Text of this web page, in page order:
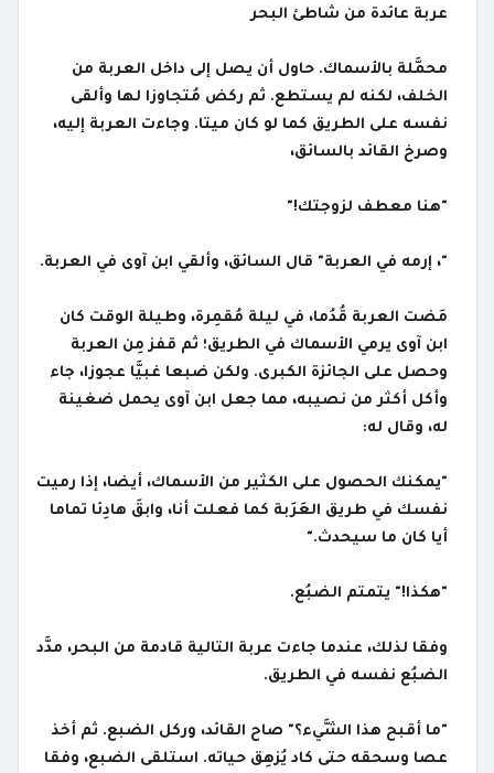
عربة عائدة من شاطئ البحر
محمَّلة بالأسماك. حاول أن يصل إلى داخل العربة من
الخلف، لكنه لم يستطع. ثم ركض مُتجاوزا لها وألقى
نفسه على الطريق كما لو كان ميتا. وجاءت العربة إليه،
وصرخ القائد بالسائق،
"هنا معطف لزوجتك!"
"، إرمه في العربة" قال السائق، وألقي ابن آوى في العربة.
مَضت العربة قُدُما، في ليلة مُقمِرة، وطيلة الوقت كان
ابن آوى يرمي الأسماك في الطريق؛ ثم قفز مِن العربة
وحصل على الجائزة الكبرى. ولكن ضبعا غبيَّا عجوزا، جاء
وأكل أكثر من نصيبه، مما جعل ابن آوى يحمل ضغينة
له، وقال له:
"يمكنك الحصول على الكثير من الأسماك، أيضا، إذا رميت
نفسك في طريق العَرَبة كما فعلت أنا، وابقَ هادِئا تماما
أيا كان ما سيحدث."
"هكذا!" يتمتم الضبُع.
وفقا لذلك، عندما جاءت عربة التالية قادمة من البحر، مدَّد
الضبُع نفسه في الطريق.
"ما أقبح هذا الشَّيء؟" صاح القائد، وركل الضبع. ثم أخذ
عصا وسحقه حتى كاد يُزهِق حياته. استلقى الضبع، وفقا